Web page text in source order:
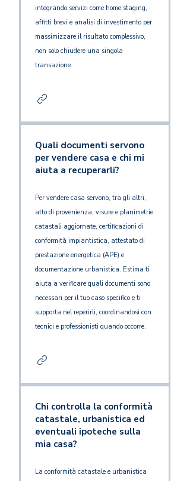
integrando servizi come home staging,
affitti brevi e analisi di investimento per
massimizzare il risultato complessivo,
non solo chiudere una singola
transazione.
Quali documenti servono
per vendere casa e chi mi
aiuta a recuperarli?
Per vendere casa servono, tra gli altri,
atto di provenienza, visure e planimetrie
catastali aggiornate, certificazioni di
conformità impiantistica, attestato di
prestazione energetica (APE) e
documentazione urbanistica. Estima ti
aiuta a verificare quali documenti sono
necessari per il tuo caso specifico e ti
supporta nel reperirli, coordinandosi con
tecnici e professionisti quando occorre.
Chi controlla la conformità
catastale, urbanistica ed
eventuali ipoteche sulla
mia casa?
La conformità catastale e urbanistica